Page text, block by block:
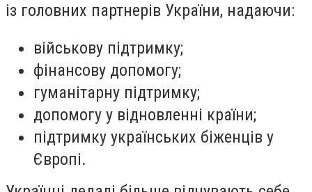
із головних партнерів України, надаючи:
військову підтримку;
фінансову допомогу;
гуманітарну підтримку;
допомогу у відновленні країни;
підтримку українських біженців у
Європі.